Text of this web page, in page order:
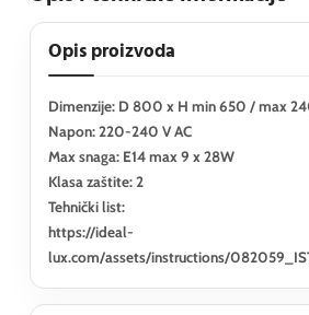
Opis proizvoda
Dimenzije: D 800 x H min 650 / max
Napon: 220-240 V AC
Max snaga: E14 max 9 x 28W
Klasa zaštite: 2
Tehnički list:
https://ideal-
lux.com/assets/instructions/